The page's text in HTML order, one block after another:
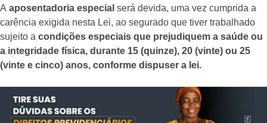
A aposentadoria especial será devida, uma vez cumprida a
carência exigida nesta Lei, ao segurado que tiver trabalhado
sujeito a condições especiais que prejudiquem a saúde ou
a integridade física, durante 15 (quinze), 20 (vinte) ou 25
(vinte e cinco) anos, conforme dispuser a lei.